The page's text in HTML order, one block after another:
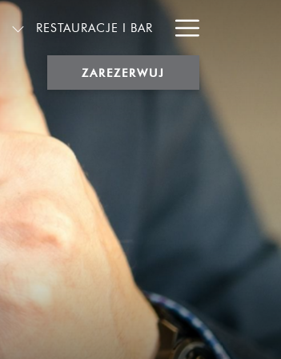
RESTAURACJE I BAR
Menu
ZAREZERWUJ